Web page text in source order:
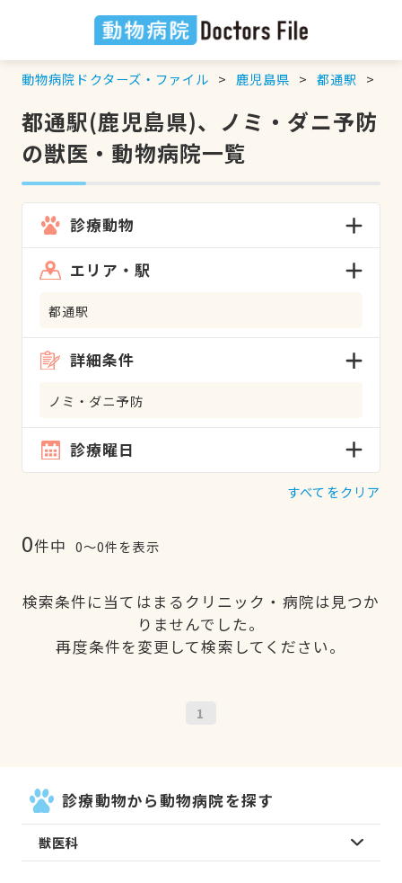
動物病院ドクターズ・ファイル 鹿児島県 都通駅
都通駅(鹿児島県)、ノミ・ダニ予防
の獣医・動物病院一覧
診療動物
エリア・駅
都通駅
詳細条件
ノミ・ダニ予防
診療曜日
すべてをクリア
0件中 0〜0件を表示
検索条件に当てはまるクリニック・病院は見つか
りませんでした。
再度条件を変更して検索してください。
1
診療動物から動物病院を探す
獣医科